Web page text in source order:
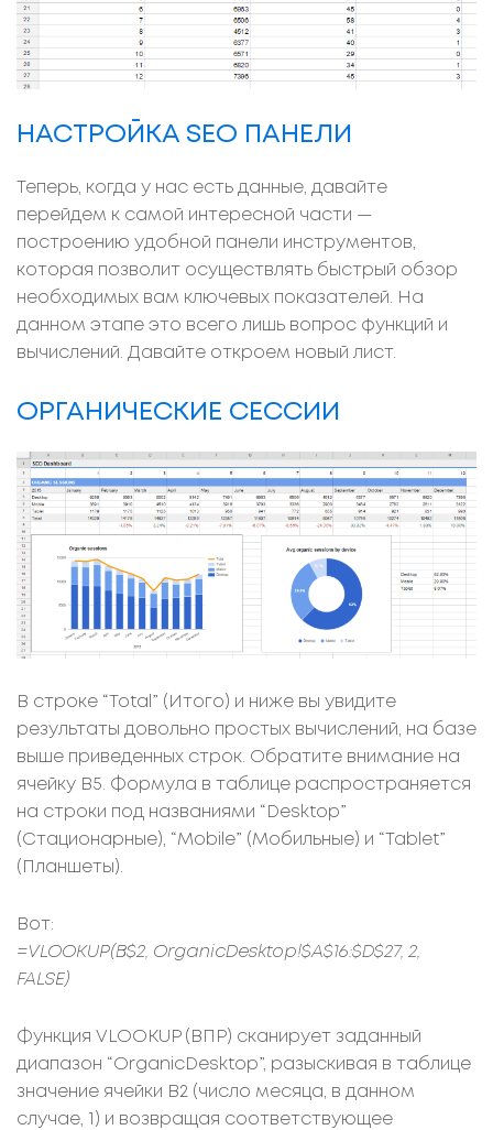
НАСТРОЙКА SEO ПАНЕЛИ
Теперь, когда у нас есть данные, давайте
перейдем к самой интересной части —
построению удобной панели инструментов,
которая позволит осуществлять быстрый обзор
необходимых вам ключевых показателей. На
данном этапе это всего лишь вопрос функций и
вычислений. Давайте откроем новый лист.
ОРГАНИЧЕСКИЕ СЕССИИ
В строке “Total” (Итого) и ниже вы увидите
результаты довольно простых вычислений, на базе
выше приведенных строк. Обратите внимание на
ячейку B5. Формула в таблице распространяется
на строки под названиями “Desktop”
(Стационарные), “Mobile” (Мобильные) и “Tablet”
(Планшеты).
Вот:
=VLOOKUP(B$2, OrganicDesktop!$A$16:$D$27, 2,
FALSE)
Функция VLOOKUP (ВПР) сканирует заданный
диапазон “OrganicDesktop”, разыскивая в таблице
значение ячейки B2 (число месяца, в данном
случае, 1) и возвращая соответствующее